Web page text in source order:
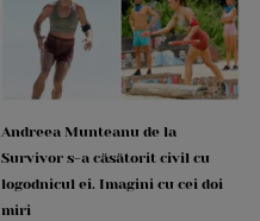
Andreea Munteanu de la
Survivor s-a căsătorit civil cu
logodnicul ei. Imagini cu cei doi
miri